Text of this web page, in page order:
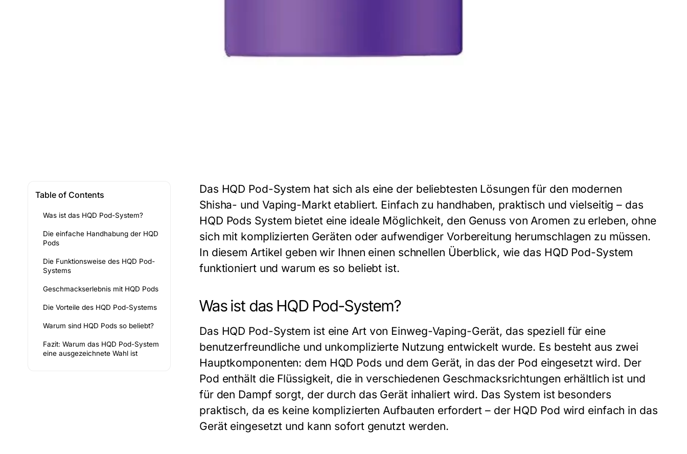
Table of Contents
Was ist das HQD Pod-System?
Die einfache Handhabung der HQD
Pods
Die Funktionsweise des HQD Pod-
Systems
Geschmackserlebnis mit HQD Pods
Die Vorteile des HQD Pod-Systems
Warum sind HQD Pods so beliebt?
Fazit: Warum das HQD Pod-System
eine ausgezeichnete Wahl ist
Das HQD Pod-System hat sich als eine der beliebtesten Lösungen für den modernen
Shisha- und Vaping-Markt etabliert. Einfach zu handhaben, praktisch und vielseitig – das
HQD Pods System bietet eine ideale Möglichkeit, den Genuss von Aromen zu erleben, ohne
sich mit komplizierten Geräten oder aufwendiger Vorbereitung herumschlagen zu müssen.
In diesem Artikel geben wir Ihnen einen schnellen Überblick, wie das HQD Pod-System
funktioniert und warum es so beliebt ist.
Was ist das HQD Pod-System?
Das HQD Pod-System ist eine Art von Einweg-Vaping-Gerät, das speziell für eine
benutzerfreundliche und unkomplizierte Nutzung entwickelt wurde. Es besteht aus zwei
Hauptkomponenten: dem HQD Pods und dem Gerät, in das der Pod eingesetzt wird. Der
Pod enthält die Flüssigkeit, die in verschiedenen Geschmacksrichtungen erhältlich ist und
für den Dampf sorgt, der durch das Gerät inhaliert wird. Das System ist besonders
praktisch, da es keine komplizierten Aufbauten erfordert – der HQD Pod wird einfach in das
Gerät eingesetzt und kann sofort genutzt werden.